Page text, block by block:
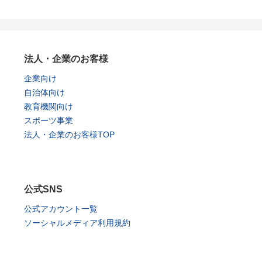
法人・企業のお客様
企業向け
自治体向け
教育機関向け
スポーツ事業
法人・企業のお客様TOP
公式SNS
公式アカウント一覧
ソーシャルメディア利用規約